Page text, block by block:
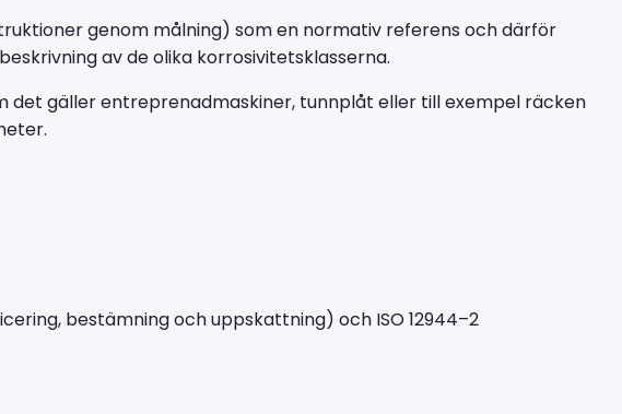
genom målning) som en normativ referens och därför
av de olika korrosivitetsklasserna.
det gäller entreprenadmaskiner, tunnplåt eller till exempel räcken
bestämning och uppskattning) och ISO 12944–2